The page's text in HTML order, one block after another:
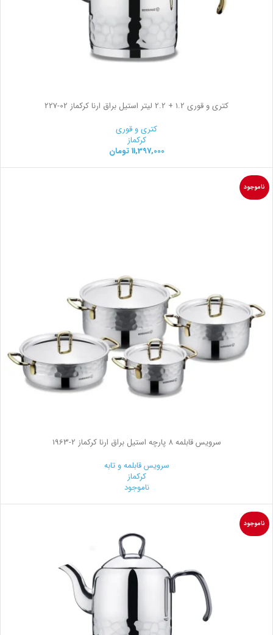
کتری و قوری 1.2 + 2.2 لیتر استیل براق ارنا کرکماز
227-02
کتری و قوری
کرکماز
11,397,000 تومان
ناموجود
سرویس قابلمه 8 پارچه استیل براق ارنا کرکماز
1963-2
سرویس قابلمه و تابه
کرکماز
ناموجود
ناموجود